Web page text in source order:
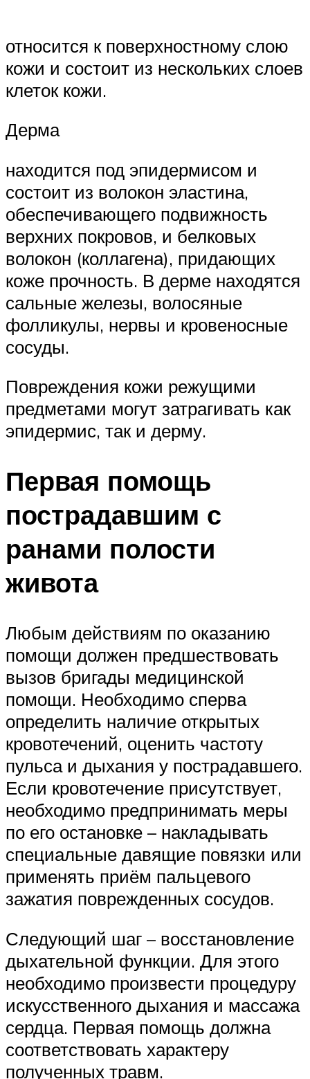
относится к поверхностному слою
кожи и состоит из нескольких слоев
клеток кожи.
Дерма
находится под эпидермисом и
состоит из волокон эластина,
обеспечивающего подвижность
верхних покровов, и белковых
волокон (коллагена), придающих
коже прочность. В дерме находятся
сальные железы, волосяные
фолликулы, нервы и кровеносные
сосуды.
Повреждения кожи режущими
предметами могут затрагивать как
эпидермис, так и дерму.
Первая помощь
пострадавшим с
ранами полости
живота
Любым действиям по оказанию
помощи должен предшествовать
вызов бригады медицинской
помощи. Необходимо сперва
определить наличие открытых
кровотечений, оценить частоту
пульса и дыхания у пострадавшего.
Если кровотечение присутствует,
необходимо предпринимать меры
по его остановке – накладывать
специальные давящие повязки или
применять приём пальцевого
зажатия поврежденных сосудов.
Следующий шаг – восстановление
дыхательной функции. Для этого
необходимо произвести процедуру
искусственного дыхания и массажа
сердца. Первая помощь должна
соответствовать характеру
полученных травм.